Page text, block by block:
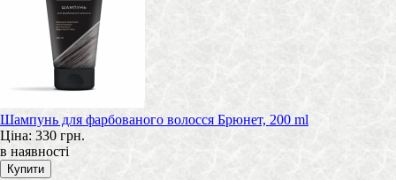
Шампунь для фарбованого волосся Брюнет, 200 ml
Ціна: 330 грн.
в наявності